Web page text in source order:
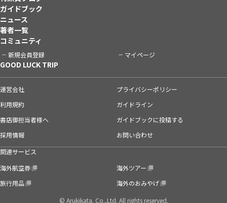
ガイドブック
ニュース
著者一覧
コミュニティ
新規会員登録 マイページ
GOOD LUCK TRIP
運営会社
プライバシーポリシー
利用規約
ガイドライン
書店御担当者様へ
ガイドブックに投稿する
採用情報
お問い合わせ
関連サービス
海外航空券
海外ツアー
旅行用品
海外のおみやげ
© Arukikata. Co.,Ltd. All rights reserved.